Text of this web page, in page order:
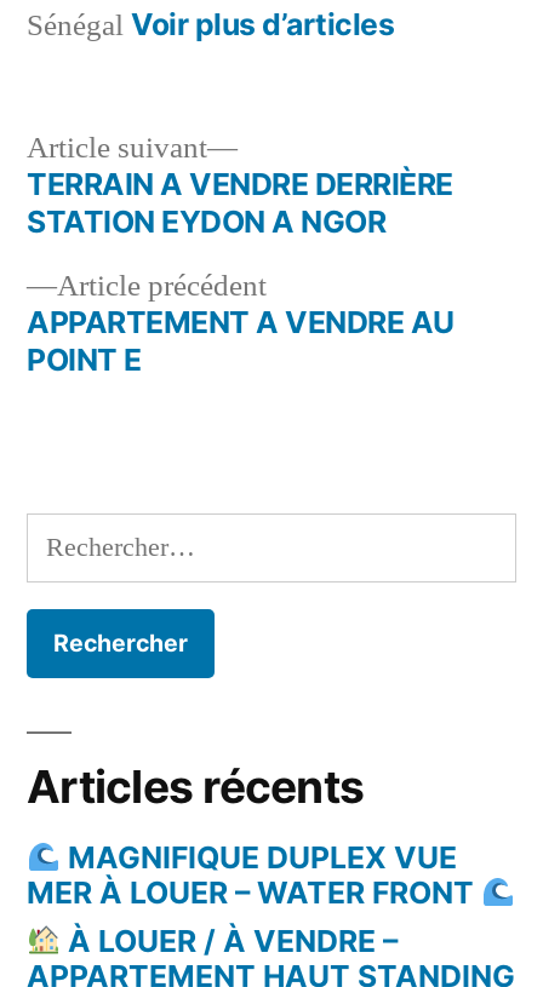
Sénégal Voir plus d’articles
Navigation
l’article
Article précédentArticle
précédent :
APPARTEMENT A VENDRE AU
POINT E
Article suivant
Article
suivant :
TERRAIN A VENDRE DERRIÈRE
STATION EYDON A NGOR
Rechercher :
Articles récents
MAGNIFIQUE DUPLEX VUE
MER À LOUER – WATER FRONT
À LOUER / À VENDRE –
APPARTEMENT HAUT STANDING